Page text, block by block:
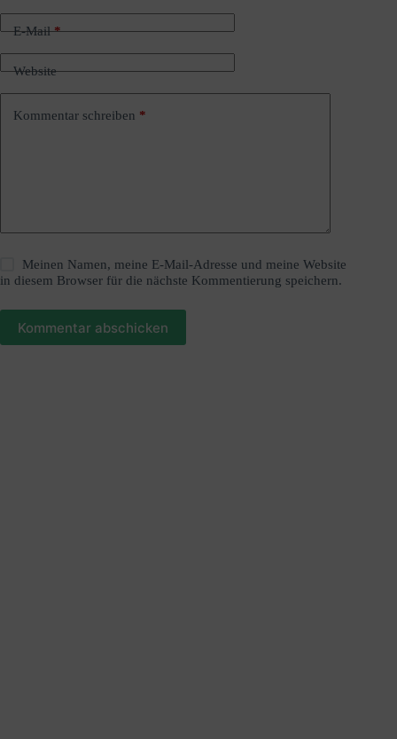
E-Mail*
Website
Kommentar schreiben *
Meinen Namen, meine E-Mail-Adresse und meine Website
in diesem Browser für die nächste Kommentierung speichern.
Kommentar abschicken
n
a
v
e